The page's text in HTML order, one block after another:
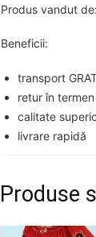
Produs vandut
Beneficii:
transport
retur în
calitate
livrare rapidă
Produse